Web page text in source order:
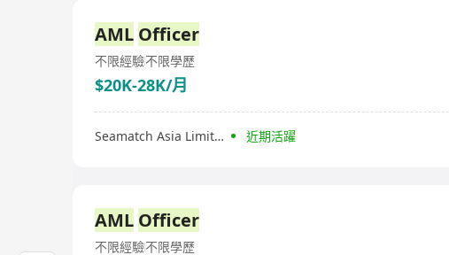
AML Officer
不限經驗不限學歷
$20K-28K/月
Seamatch Asia Limited 近期活躍
AML Officer
不限經驗不限學歷